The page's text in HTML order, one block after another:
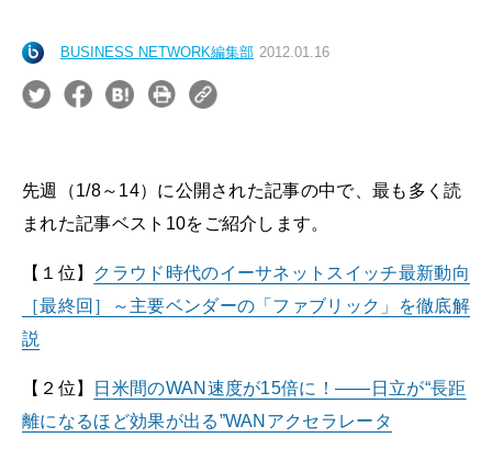
BUSINESS NETWORK編集部 2012.01.16
先週（1/8～14）に公開された記事の中で、最も多く読
まれた記事ベスト10をご紹介します。
【１位】
クラウド時代のイーサネットスイッチ最新動向
［最終回］～主要ベンダーの「ファブリック」を徹底解
説
【２位】
日米間のWAN速度が15倍に！――日立が“長距
離になるほど効果が出る”WANアクセラレータ